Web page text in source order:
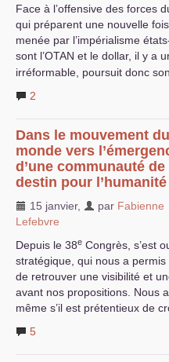
Face à l’offensive des forces
qui préparent une nouvelle
menée par l’impérialisme
sont l’OTAN et le dollar, il y a
irréformable, poursuit donc
2
Dans le mouvement du
monde vers
d’une communauté de
destin pour l’humanité
15 janvier, par Fabienne
Lefebvre
Depuis le 38e Congrès, s’est
stratégique, qui nous a
de retrouver une visibilité et
avant nos propositions. Nous
même s’il est prétentieux de
5